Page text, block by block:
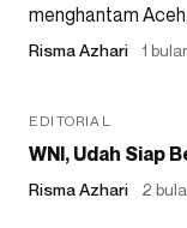
menghantam
Risma Azhari 1
EDITORIAL
WNI, Udah Siap
Risma Azhari 2